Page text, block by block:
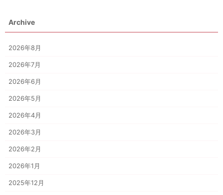
Archive
2026年8月
2026年7月
2026年6月
2026年5月
2026年4月
2026年3月
2026年2月
2026年1月
2025年12月